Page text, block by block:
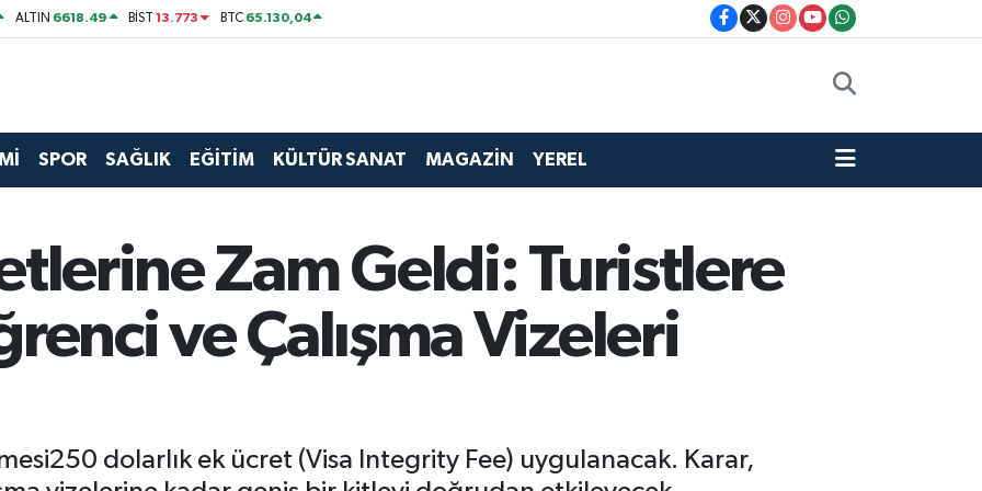
ALTIN 6618.49 BİST13.773 BTC 65.130,04
SPOR SAĞLIK EĞİTİM KÜLTÜR SANAT MAGAZİN YEREL
Zam Geldi: Turistlere
ve Çalışma Vizeleri
dolarlık ek ücret (Visa Integrity Fee) uygulanacak. Karar,